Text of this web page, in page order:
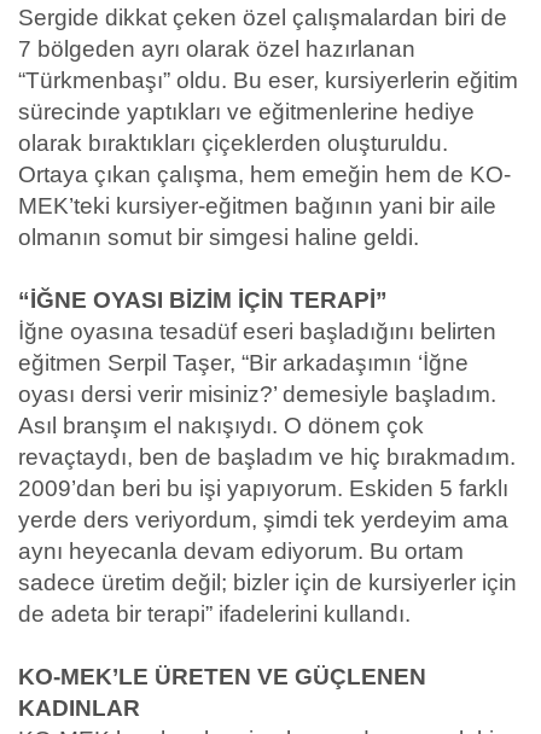
Sergide dikkat çeken özel çalışmalardan biri de
7 bölgeden ayrı olarak özel hazırlanan
“Türkmenbaşı” oldu. Bu eser, kursiyerlerin eğitim
sürecinde yaptıkları ve eğitmenlerine hediye
olarak bıraktıkları çiçeklerden oluşturuldu.
Ortaya çıkan çalışma, hem emeğin hem de KO-
MEK’teki kursiyer-eğitmen bağının yani bir aile
olmanın somut bir simgesi haline geldi.
“İĞNE OYASI BİZİM İÇİN TERAPİ”
İğne oyasına tesadüf eseri başladığını belirten
eğitmen Serpil Taşer, “Bir arkadaşımın ‘İğne
oyası dersi verir misiniz?’ demesiyle başladım.
Asıl branşım el nakışıydı. O dönem çok
revaçtaydı, ben de başladım ve hiç bırakmadım.
2009’dan beri bu işi yapıyorum. Eskiden 5 farklı
yerde ders veriyordum, şimdi tek yerdeyim ama
aynı heyecanla devam ediyorum. Bu ortam
sadece üretim değil; bizler için de kursiyerler için
de adeta bir terapi” ifadelerini kullandı.
KO-MEK’LE ÜRETEN VE GÜÇLENEN
KADINLAR